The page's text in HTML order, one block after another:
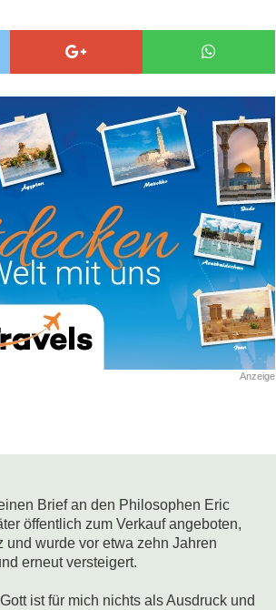
Anzeige
Brief an den Philosophen Eric
öffentlich zum Verkauf angeboten,
wurde vor etwa zehn Jahren
erneut versteigert.
ist für mich nichts als Ausdruck und